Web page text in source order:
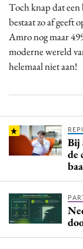
Toch knap dat een
bestaat zo af geeft
Amro nog maar
moderne wereld
helemaal niet aan!
Bij
de